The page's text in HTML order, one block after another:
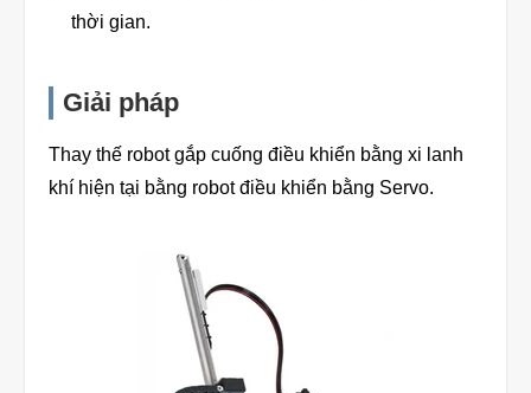
thời gian.
Giải pháp
Thay thế robot gắp cuống điều khiển bằng xi lanh
khí hiện tại bằng robot điều khiển bằng Servo.